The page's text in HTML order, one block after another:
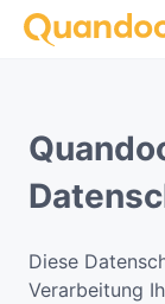
Diese
Verarbeitung